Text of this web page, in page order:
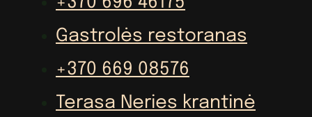
Gastrolės restoranas
+370 669 08576
Terasa Neries krantinė